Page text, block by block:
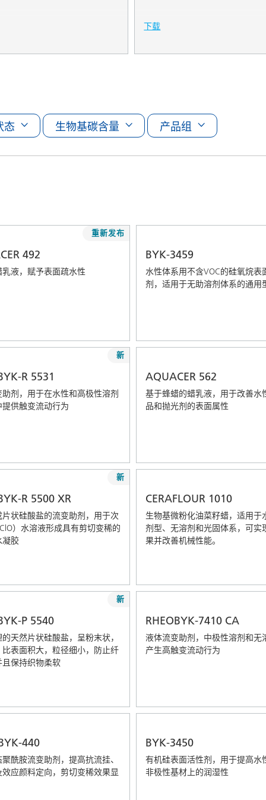
下载
态 生物基碳含量 产品组
492
液，赋予表面疏水性
重新发布
BYK-3459
水性体系用不含VOC的硅氧烷表
剂，适用于无助溶剂体系的通用
R 5531
剂，用于在水性和高极性溶剂
供触变流动行为
新
AQUACER 562
基于蜂蜡的蜡乳液，用于改善水
品和抛光剂的表面属性
R 5500 XR
状硅酸盐的流变助剂，用于次
）水溶液形成具有剪切变稀的
凝胶
新
CERAFLOUR 1010
生物基微粉化油菜籽蜡，适用于
剂型、无溶剂和光固体系，可实
果并改善机械性能。
P 5540
天然片状硅酸盐，呈粉末状，
表面积大，粒径细小，防止纤
保持织物柔软
新
RHEOBYK-7410 CA
液体流变助剂，中极性溶剂和无
产生高触变流动行为
440
酰胺流变助剂，提高抗流挂、
应颜料定向，剪切变稀效果显
BYK-3450
有机硅表面活性剂，用于提高水
非极性基材上的润湿性